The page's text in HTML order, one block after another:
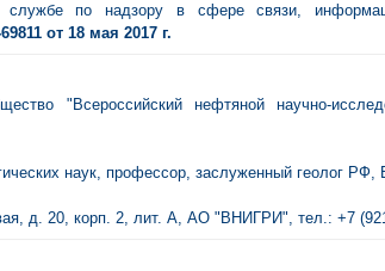
службе по надзору в сфере связи,
от 18 мая 2017 г.
"Всероссийский нефтяной научно-
наук, профессор, заслуженный геолог
д. 20, корп. 2, лит. А, АО "ВНИГРИ", тел.: +7